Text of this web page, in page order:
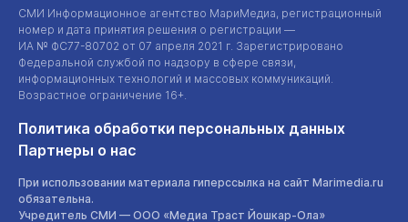
СМИ Информационное агентство МариМедиа, регистрационный
номер и дата принятия решения о регистрации —
ИА № ФС77-80702 от 07 апреля 2021 г. Зарегистрировано
Федеральной службой по надзору в сфере связи,
информационных технологий и массовых коммуникаций.
Возрастное ограничение 16+.
Политика обработки персональных данных
Партнеры о нас
При использовании материала гиперссылка на сайт Marimedia.ru
обязательна.
Учредитель СМИ — ООО «Медиа Траст Йошкар-Ола»